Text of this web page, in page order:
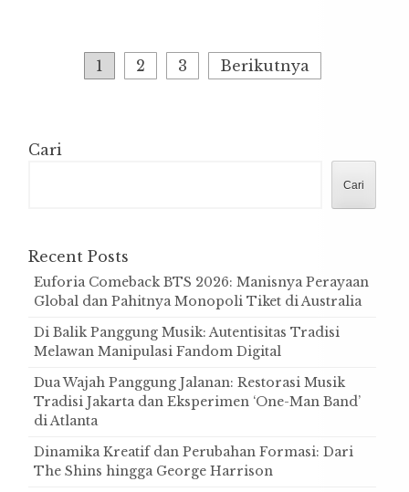
1 2 3 Berikutnya
Cari
Cari
Recent Posts
Euforia Comeback BTS 2026: Manisnya Perayaan
Global dan Pahitnya Monopoli Tiket di Australia
Di Balik Panggung Musik: Autentisitas Tradisi
Melawan Manipulasi Fandom Digital
Dua Wajah Panggung Jalanan: Restorasi Musik
Tradisi Jakarta dan Eksperimen ‘One-Man Band’
di Atlanta
Dinamika Kreatif dan Perubahan Formasi: Dari
The Shins hingga George Harrison